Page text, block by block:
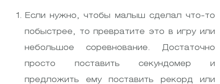
Если нужно, чтобы малыш сделал что-то
побыстрее, то превратите это в игру или
небольшое соревнование. Достаточно
просто поставить секундомер и
предложить ему поставить рекорд или